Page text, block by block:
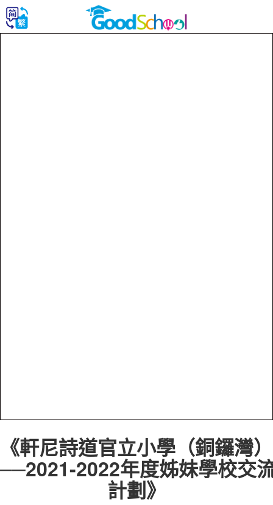
《軒尼詩道官立小學（銅鑼灣）
2022年度姊妹學校交
計劃》